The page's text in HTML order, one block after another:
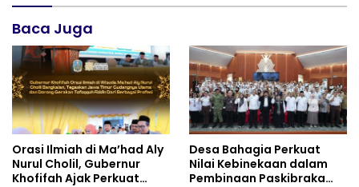
Baca Juga
Orasi Ilmiah di Ma’had Aly
Nurul Cholil, Gubernur
Khofifah Ajak Perkuat
Desa Bahagia Perkuat
Nilai Kebinekaan dalam
Pembinaan Paskibraka